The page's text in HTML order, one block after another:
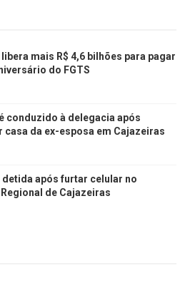
mais R$ 4,6 bilhões para pagar
do FGTS
conduzido à delegacia após
casa da ex-esposa em Cajazeiras
detida após furtar celular no
de Cajazeiras